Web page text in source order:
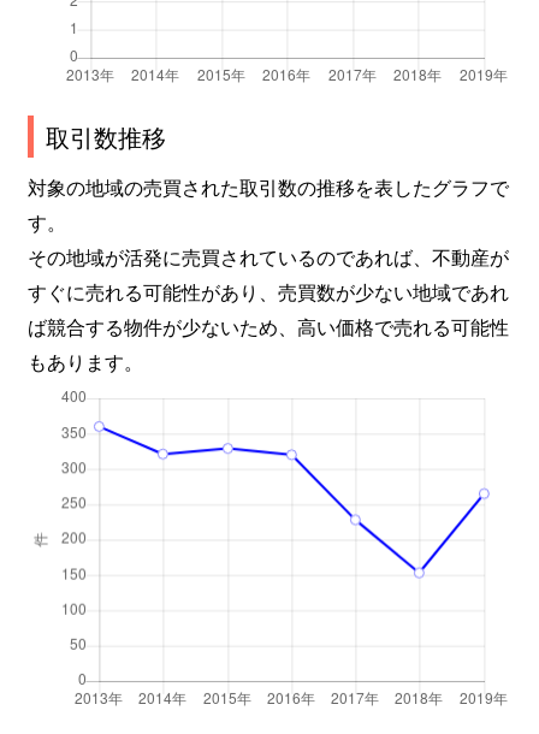
取引数推移
対象の地域の売買された取引数の推移を表したグラフで
す。
その地域が活発に売買されているのであれば、不動産が
すぐに売れる可能性があり、売買数が少ない地域であれ
ば競合する物件が少ないため、高い価格で売れる可能性
もあります。